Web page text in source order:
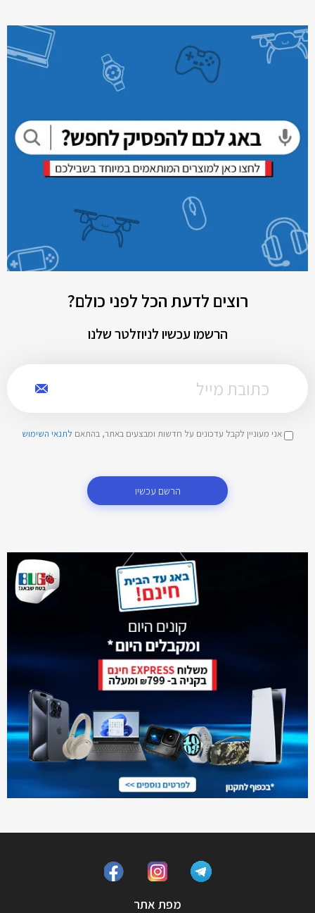
רוצים לדעת הכל לפני כולם?
הרשמו עכשיו לניוזלטר שלנו
אני מעוניין לקבל עדכונים על חדשות ומבצעים באתר, בהתאם לתנאי השימוש
הרשם עכשיו
מפת אתר